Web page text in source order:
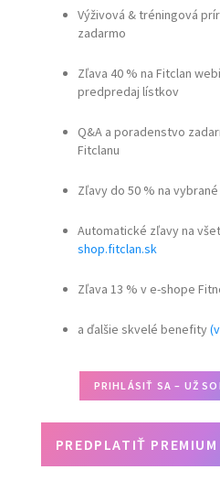
Výživová & tréningová
zadarmo
Zľava 40 % na Fitclan
predpredaj lístkov
Q&A a poradenstvo
Fitclanu
Zľavy do 50 % na
Automatické zľavy na
shop.fitclan.sk
Zľava 13 % v e-shope
a ďalšie skvelé benefity
PRIHLÁSIŤ SA – UŽ
PREDPLATIŤ